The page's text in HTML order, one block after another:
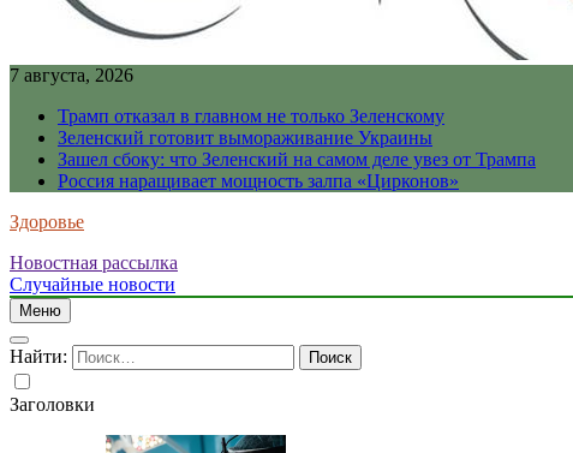
7 августа, 2026
Трамп отказал в главном не только Зеленскому
Зеленский готовит вымораживание Украины
Зашел сбоку: что Зеленский на самом деле увез от Трампа
Россия наращивает мощность залпа «Цирконов»
Здоровье
Новостная рассылка
Случайные новости
Меню
Найти:
Заголовки